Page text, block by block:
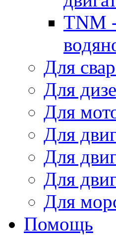
TNM
Для
Для
Для
Для
Для
Для
Для
Помощь